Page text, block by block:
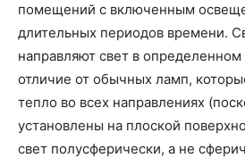
помещений с включенным
длительных периодов времени.
направляют свет в
отличие от обычных ламп,
тепло во всех направлениях
установлены на плоской
свет полусферически, а не